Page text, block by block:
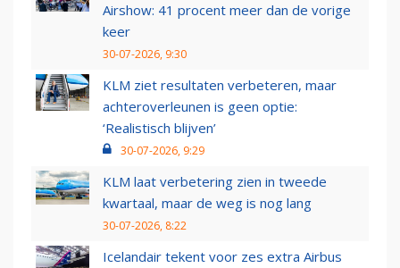
Airshow: 41 procent meer dan de vorige
keer
30-07-2026, 9:30
KLM ziet resultaten verbeteren, maar
achteroverleunen is geen optie:
‘Realistisch blijven’
30-07-2026, 9:29
KLM laat verbetering zien in tweede
kwartaal, maar de weg is nog lang
30-07-2026, 8:22
Icelandair tekent voor zes extra Airbus